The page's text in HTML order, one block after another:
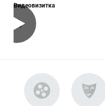
Видеовизитка